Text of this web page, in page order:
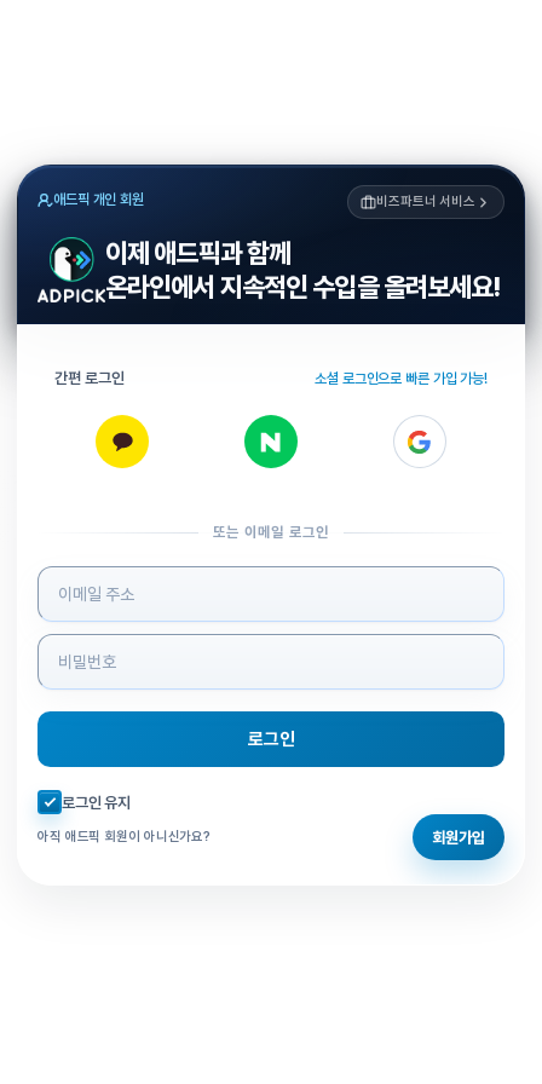
애드픽 개인 회원 비즈파트너 서비스
이제 애드픽과 함께
온라인에서 지속적인 수입을 올려보세요!
간편 로그인 소셜 로그인으로 빠른 가입 가능!
또는 이메일 로그인
로그인 정보 입력
로그인
자동로그인 체크
로그인 유지
아직 애드픽 회원이 아니신가요? 회원가입